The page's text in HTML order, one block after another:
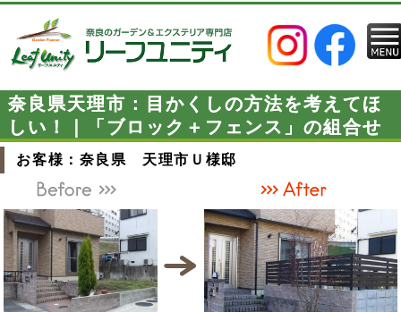
奈良県天理市：目かくしの方法を考えてほ
しい！｜「ブロック＋フェンス」の組合せ
お客様：奈良県 天理市Ｕ様邸